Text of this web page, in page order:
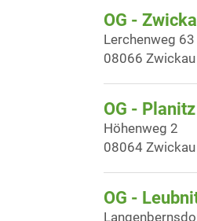
OG -
Lerchenweg 63
08066 Zwickau
OG -
Höhenweg 2
08064 Zwickau
OG -